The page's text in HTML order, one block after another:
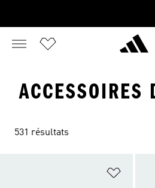
ACCESSOIRES
531 résultats